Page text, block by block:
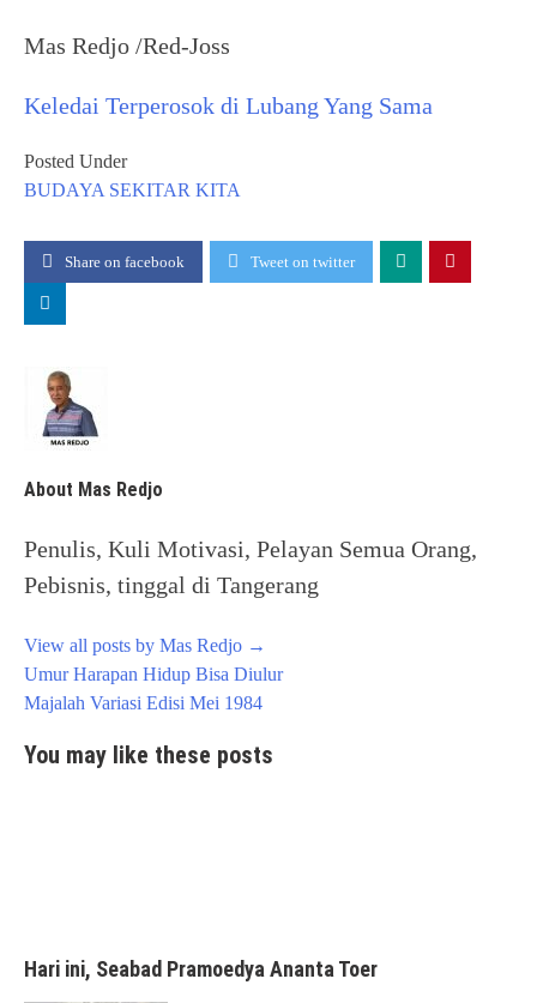
Mas Redjo /Red-Joss
Keledai Terperosok di Lubang Yang Sama
Posted Under
BUDAYA SEKITAR KITA
Share on facebook Tweet on twitter
About Mas Redjo
Penulis, Kuli Motivasi, Pelayan Semua Orang,
Pebisnis, tinggal di Tangerang
View all posts by Mas Redjo →
Post
navigation
Umur Harapan Hidup Bisa Diulur
Majalah Variasi Edisi Mei 1984
You may like these posts
Hari ini, Seabad Pramoedya Ananta Toer